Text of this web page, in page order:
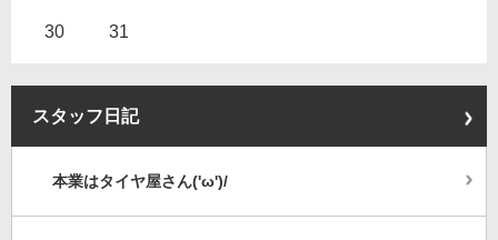
30 31
スタッフ日記
本業はタイヤ屋さん('ω')/